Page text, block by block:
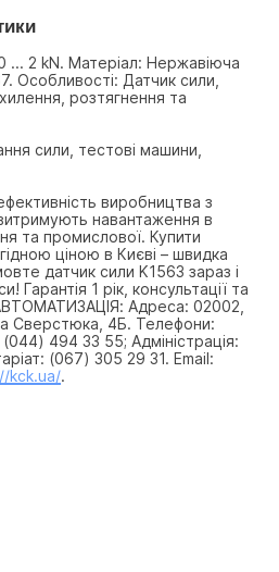
... 2 kN. Матеріал: Нержавіюча
Особливості: Датчик сили,
розтягнення та
сили, тестові машини,
виробництва з
навантаження в
та промислової. Купити
ціною в Києві – швидка
датчик сили K1563 зараз і
Гарантія 1 рік, консультації та
Адреса: 02002,
Сверстюка, 4Б. Телефони:
494 33 55; Адміністрація:
(067) 305 29 31. Email:
kck.ua/.